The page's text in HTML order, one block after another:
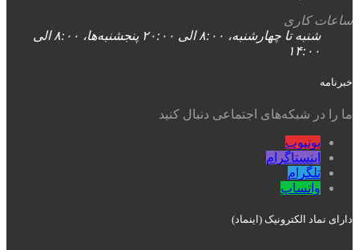
ساعات کاری
شنبه تا چهارشنبه، ۸:۰۰ الی ۲۰:۰۰ پنجشنبه‌ها، ۸:۰۰ الی
۱۴:۰۰
خبرنامه
ما را در شبکه‌های اجتماعی دنبال کنید
یوتیوب
اینستاگرام
تلگرام
واتساپ
دارای نماد الکترونیک (اینماد)